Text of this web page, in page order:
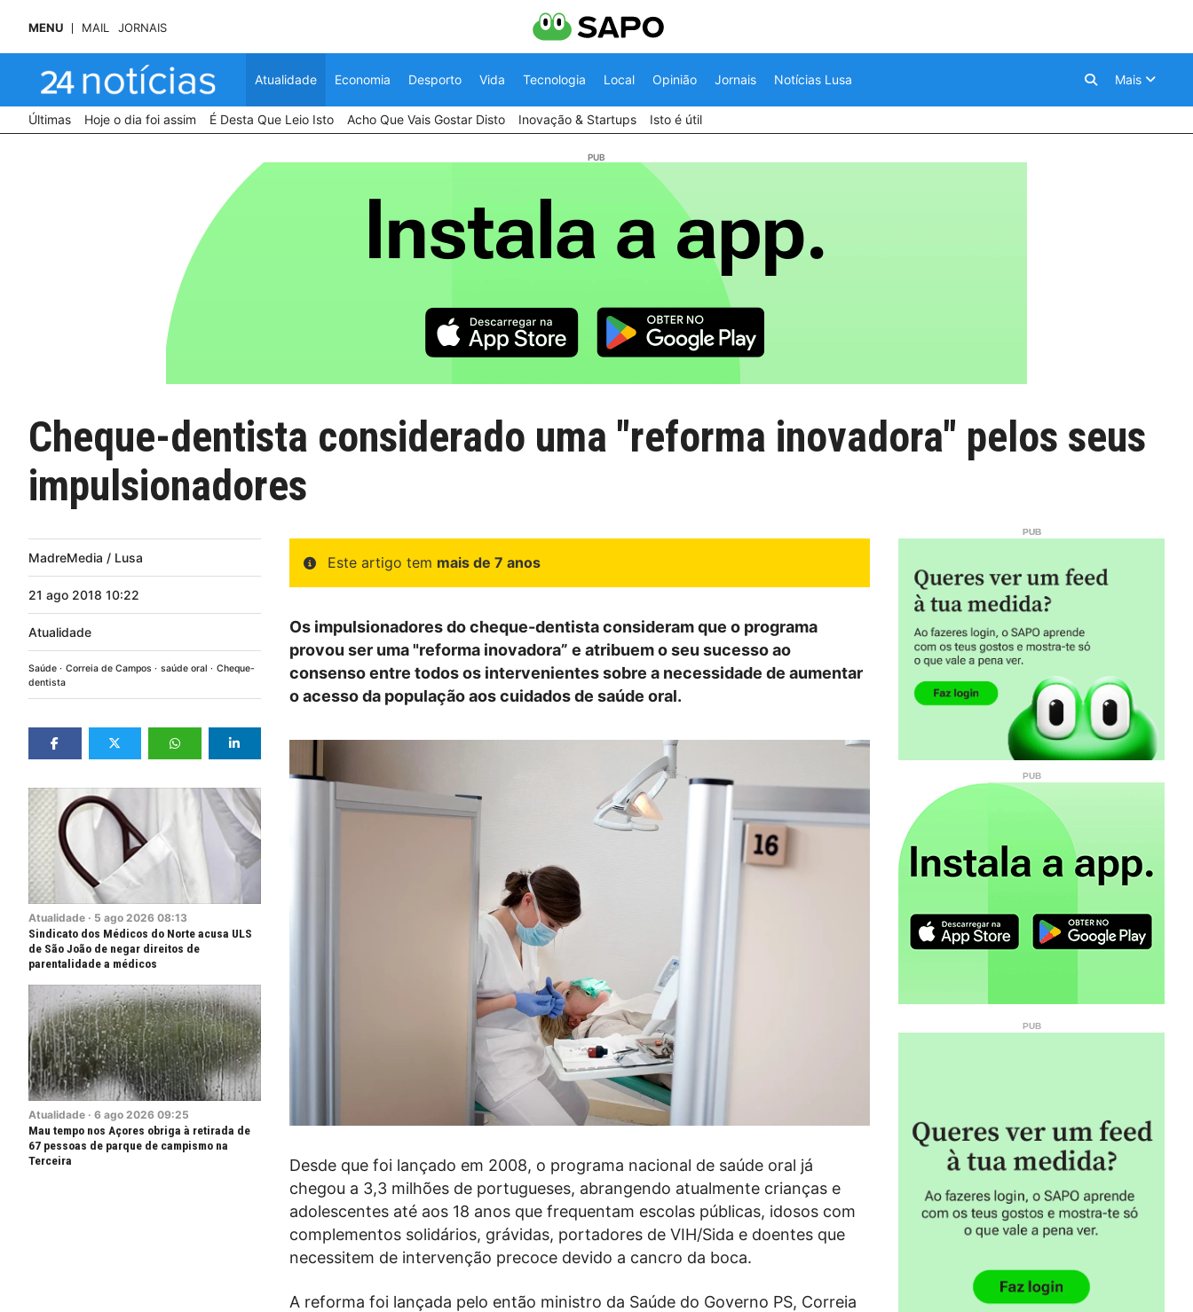
MENU MAIL JORNAIS
Atualidade Economia Desporto Vida Tecnologia Local Opinião Jornais Notícias Lusa Mais
Últimas Hoje o dia foi assim É Desta Que Leio Isto Acho Que Vais Gostar Disto Inovação & Startups Isto é útil
Cheque-dentista considerado uma "reforma inovadora" pelos seus
impulsionadores
MadreMedia / Lusa
21 ago 2018 10:22
Atualidade
Saúde Correia de Campos saúde oral
Cheque-
dentista
Atualidade · 5 ago 2026 08:13
Sindicato dos Médicos do Norte acusa ULS
de São João de negar direitos de
parentalidade a médicos
Atualidade · 6 ago 2026 09:25
Mau tempo nos Açores obriga à retirada de
67 pessoas de parque de campismo na
Terceira
Este artigo tem mais de 7 anos
Os impulsionadores do cheque-dentista consideram que o programa
provou ser uma "reforma inovadora” e atribuem o seu sucesso ao
consenso entre todos os intervenientes sobre a necessidade de aumentar
o acesso da população aos cuidados de saúde oral.
Desde que foi lançado em 2008, o programa nacional de saúde oral já
chegou a 3,3 milhões de portugueses, abrangendo atualmente crianças e
adolescentes até aos 18 anos que frequentam escolas públicas, idosos com
complementos solidários, grávidas, portadores de VIH/Sida e doentes que
necessitem de intervenção precoce devido a cancro da boca.
A reforma foi lançada pelo então ministro da Saúde do Governo PS, Correia